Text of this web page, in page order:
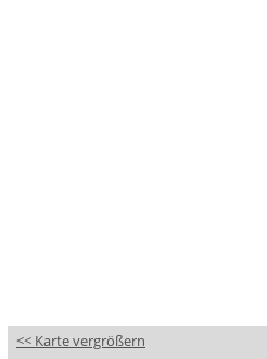
<< Karte vergrößern